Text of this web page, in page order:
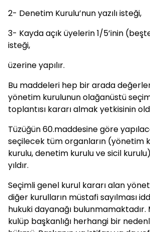
2- Denetim Kurulu’nun yazılı isteği,
3- Kayda açık üyelerin 1/5’inin
isteği,
üzerine yapılır.
Bu maddeleri hep bir arada
yönetim kurulunun olağanüstü
toplantısı kararı almak yetkisinin
Tüzüğün 60.maddesine göre
seçilecek tüm organların (yönetim
kurulu, denetim kurulu ve sicil
yıldır.
Seçimli genel kurul kararı alan
diğer kurulların müstafi sayılması
hukuki dayanağı bulunmamaktadır.
kulüp başkanlığı herhangi bir